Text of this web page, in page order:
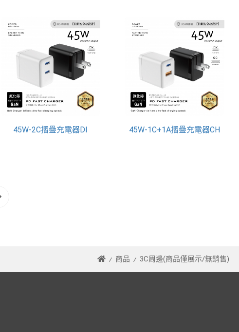
45W-2C摺疊充電器DI 45W-1C+1A摺疊充電器CH
商品 3C周邊(商品僅展示/無銷售)